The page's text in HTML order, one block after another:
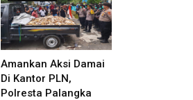
Amankan Aksi Damai
Di Kantor PLN,
Polresta Palangka